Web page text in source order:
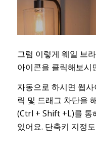
그럼 이렇게 웨일 브
아이콘을 클릭해보시
자동으로 하시면 웹
릭 및 드래그 차단을
(Ctrl + Shift +L)를 통
있어요. 단축키 지정